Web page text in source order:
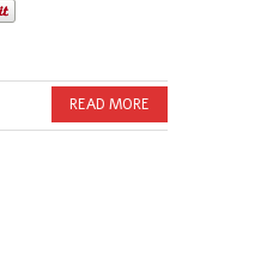
READ MORE